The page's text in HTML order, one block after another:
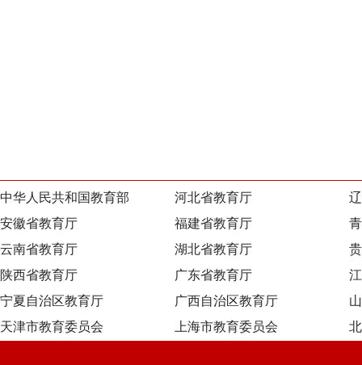
中华人民共和国教育部 河北省教育厅
安徽省教育厅
福建省教育厅
云南省教育厅
湖北省教育厅
陕西省教育厅
广东省教育厅
宁夏自治区教育厅
广西自治区教育厅
天津市教育委员会
上海市教育委员会